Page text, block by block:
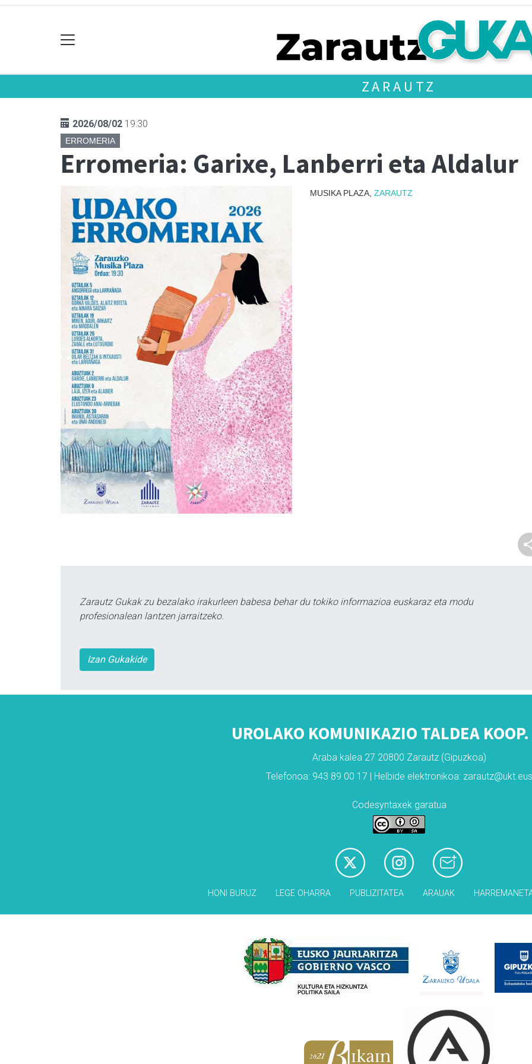
ZARAUTZ
2026/08/02 19:30
ERROMERIA
Erromeria: Garixe, Lanberri eta Aldalur
MUSIKA PLAZA, ZARAUTZ
Zarautz Gukak zu bezalako irakurleen babesa behar du tokiko informazioa euskaraz eta modu
profesionalean lantzen jarraitzeko.
Izan Gukakide
UROLAKO KOMUNIKAZIO TALDEA
Araba kalea 27 20800 Zarautz (Gipuzkoa)
Telefonoa: 943 89 00 17 | Helbide elektronikoa: zarautz@ukt.eus
Codesyntaxek garatua
HONI BURUZ LEGE OHARRA PUBLIZITATEA ARAUAK